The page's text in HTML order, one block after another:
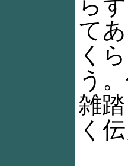
て
く
う
雑
く